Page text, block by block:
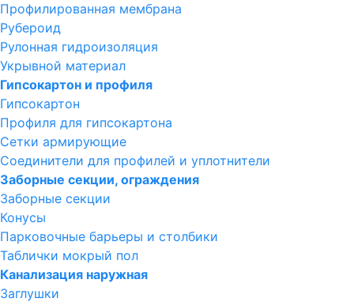
Профилированная мембрана
Рубероид
Рулонная гидроизоляция
Укрывной материал
Гипсокартон и профиля
Гипсокартон
Профиля для гипсокартона
Сетки армирующие
Соединители для профилей и уплотнители
Заборные секции, ограждения
Заборные секции
Конусы
Парковочные барьеры и столбики
Таблички мокрый пол
Канализация наружная
Заглушки